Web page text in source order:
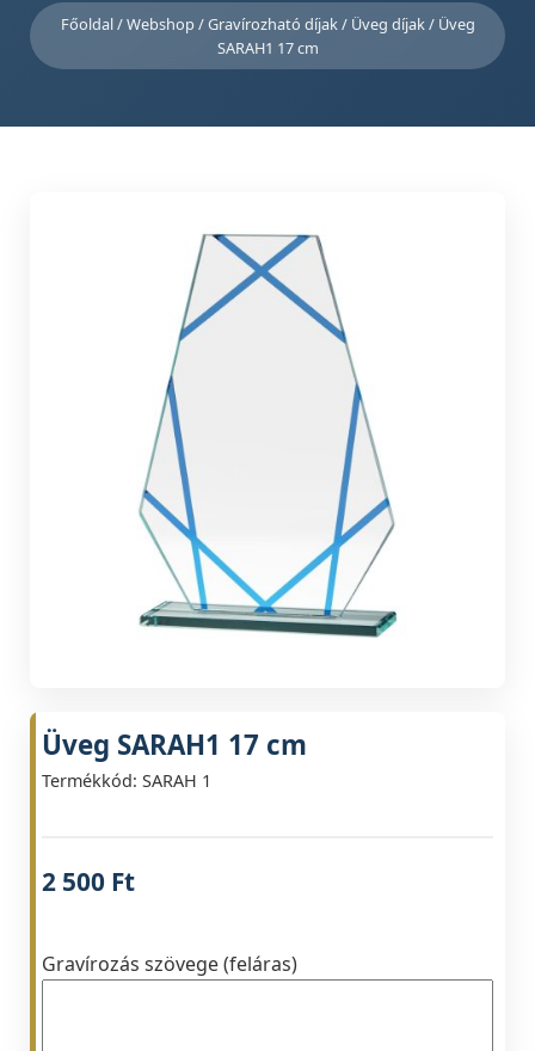
Főoldal/Webshop /Gravírozható díjak/ Üveg díjak/ Üveg
SARAH1 17 cm
Üveg SARAH1 17 cm
Termékkód: SARAH 1
2 500 Ft
Gravírozás szövege (feláras)